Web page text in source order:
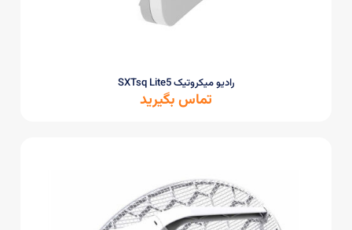
رادیو میکروتیک SXTsq Lite5
تماس بگیرید